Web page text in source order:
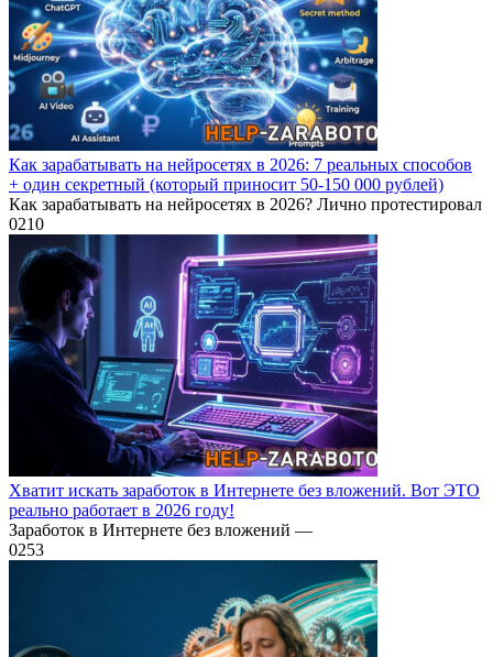
Как зарабатывать на нейросетях в 2026: 7 реальных способов
+ один секретный (который приносит 50-150 000 рублей)
Как зарабатывать на нейросетях в 2026? Лично протестировал
0210
Хватит искать заработок в Интернете без вложений. Вот ЭТО
реально работает в 2026 году!
Заработок в Интернете без вложений —
0253